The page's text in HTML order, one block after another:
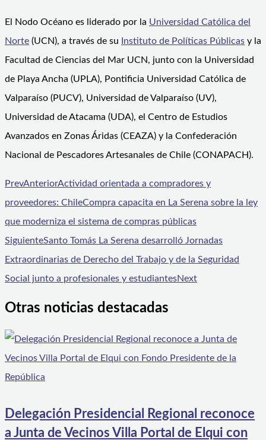
El Nodo Océano es liderado por la Universidad Católica del
Norte (UCN), a través de su Instituto de Políticas Públicas y la
Facultad de Ciencias del Mar UCN, junto con la Universidad
de Playa Ancha (UPLA), Pontificia Universidad Católica de
Valparaíso (PUCV), Universidad de Valparaíso (UV),
Universidad de Atacama (UDA), el Centro de Estudios
Avanzados en Zonas Áridas (CEAZA) y la Confederación
Nacional de Pescadores Artesanales de Chile (CONAPACH).
PrevAnteriorActividad orientada a compradores y
proveedores: ChileCompra capacita en La Serena sobre la ley
que moderniza el sistema de compras públicas
SiguienteSanto Tomás La Serena desarrolló Jornadas
Extraordinarias de Derecho del Trabajo y de la Seguridad
Social junto a profesionales y estudiantesNext
Otras noticias destacadas
Delegación Presidencial Regional reconoce
a Junta de Vecinos Villa Portal de Elqui con